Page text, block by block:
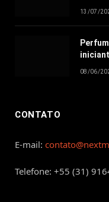
13/07/
08/06/
CONTATO
E-mail:
Telefone: +55 (31)